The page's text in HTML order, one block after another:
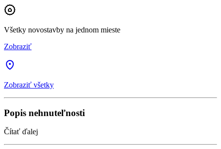
Všetky novostavby na jednom mieste
Zobraziť
Zobraziť všetky
Popis nehnuteľnosti
Čítať ďalej